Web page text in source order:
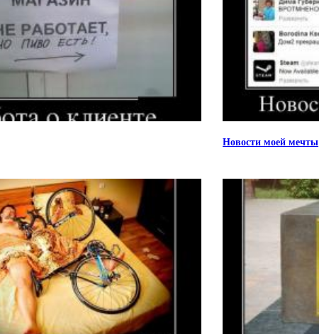
Новости моей мечты